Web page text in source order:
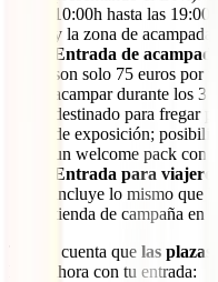
10:00h hasta las
y la zona de acampada.
Entrada de
son solo 75 euros por
acampar durante los 3
destinado para fregar
de exposición;
un welcome pack con
Entrada para
incluye lo mismo que
tienda de campaña en
Ten en cuenta que las plazas
hazte ahora con tu entrada: